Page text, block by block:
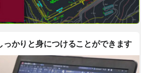
かりと身につけることができます